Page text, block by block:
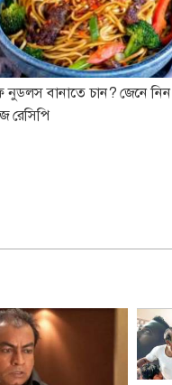
নুডলস বানাতে চান? জেনে নিন
রেসিপি